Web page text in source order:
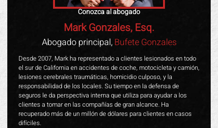
Conozca al abogado
Mark Gonzales, Esq.
Abogado principal,Bufete Gonzales
Desde 2007, Mark ha representado a clientes lesionados en todo
el sur de California en accidentes de coche, motocicleta y camión,
lesiones cerebrales traumáticas, homicidio culposo, y la
responsabilidad de los locales. Su tiempo en la defensa de
seguros le da perspectiva interna que utiliza para ayudar a los
clientes a tomar en las compañías de gran alcance. Ha
recuperado más de un millón de dólares para clientes en casos
difíciles.